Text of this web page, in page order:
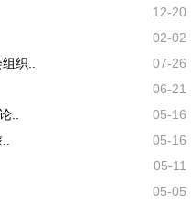
12-20
02-02
织..
07-26
06-21
..
05-16
..
05-16
05-11
05-05